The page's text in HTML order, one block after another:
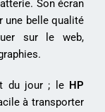
Son écran
une belle qualité
sur le web,
du jour ; le HP
à transporter